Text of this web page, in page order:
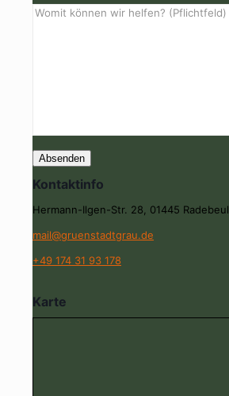
Kontaktinfo
Hermann-Ilgen-Str. 28, 01445 Radebeul
mail@gruenstadtgrau.de
+49 174 31 93 178
Karte